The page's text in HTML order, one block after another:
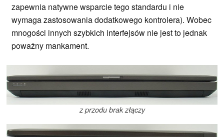
zapewnia natywne wsparcie tego standardu i nie
wymaga zastosowania dodatkowego kontrolera). Wobec
mnogości innych szybkich interfejsów nie jest to jednak
poważny mankament.
z przodu brak złączy